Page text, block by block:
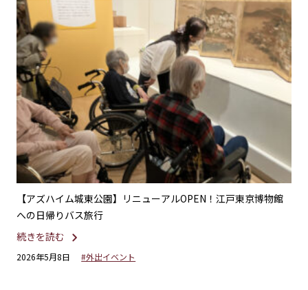
【アズハイム城東公園】リニューアルOPEN！江戸東京博物館
への日帰りバス旅行
続きを読む
2026年5月8日 #外出イベント